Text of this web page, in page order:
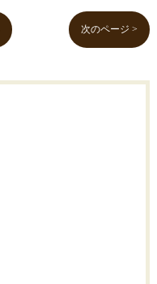
次のページ >